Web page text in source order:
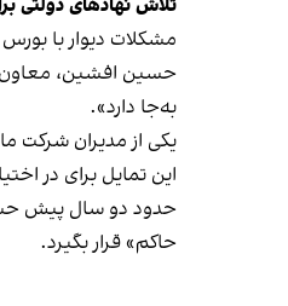
تلاش نهادهای دولتی
مشکلات دیوار با
حسین افشین، معاون
به‌جا دارد».
یکی از مدیران شرکت
این تمایل برای در
حدود دو سال پیش
حاکم» قرار بگیرد.